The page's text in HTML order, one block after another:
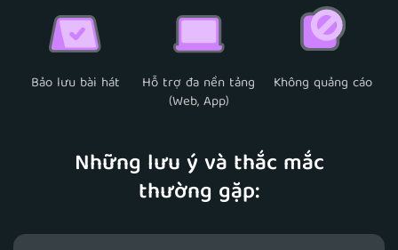
Bảo lưu bài hát
Hỗ trợ đa nền tảng
(Web, App)
Không quảng cáo
Những lưu ý và thắc mắc
thường gặp: